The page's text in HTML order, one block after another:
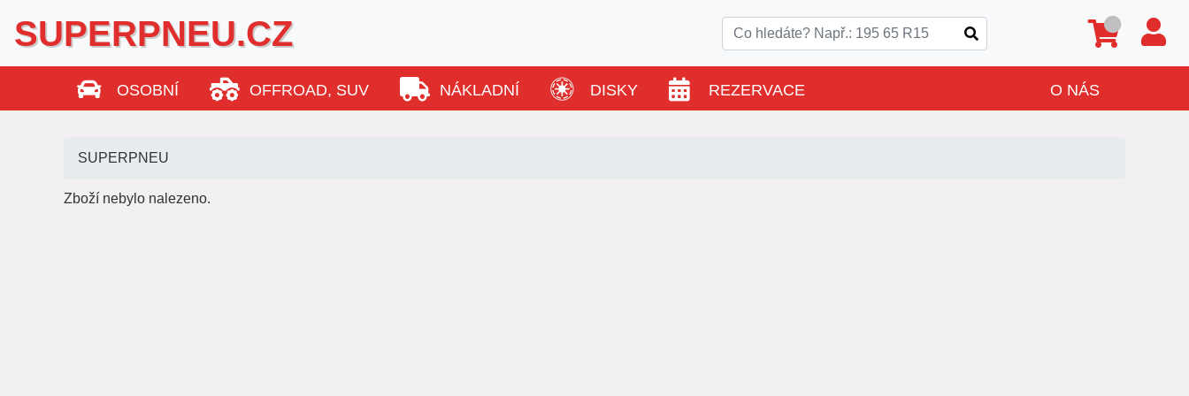
SUPERPNEU.CZ
OSOBNÍ OFFROAD, SUV NÁKLADNÍ DISKY REZERVACE O NÁS
SUPERPNEU
Zboží nebylo nalezeno.